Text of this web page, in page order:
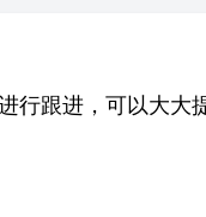
行跟进，可以大大